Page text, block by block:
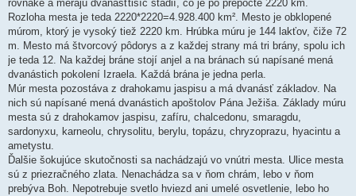
rovnaké a merajú dvanásťtisíc štádií, čo je po prepočte 2220 km.
Rozloha mesta je teda 2220*2220=4.928.400 km². Mesto je obklopené
múrom, ktorý je vysoký tiež 2220 km. Hrúbka múru je 144 lakťov, čiže 72
m. Mesto má štvorcový pôdorys a z každej strany má tri brány, spolu ich
je teda 12. Na každej bráne stojí anjel a na bránach sú napísané mená
dvanástich pokolení Izraela. Každá brána je jedna perla.
Múr mesta pozostáva z drahokamu jaspisu a má dvanásť základov. Na
nich sú napísané mená dvanástich apoštolov Pána Ježiša. Základy múru
mesta sú z drahokamov jaspisu, zafíru, chalcedonu, smaragdu,
sardonyxu, karneolu, chrysolitu, berylu, topázu, chryzoprazu, hyacintu a
ametystu.
Ďalšie šokujúce skutočnosti sa nachádzajú vo vnútri mesta. Ulice mesta
sú z priezračného zlata. Nenachádza sa v ňom chrám, lebo v ňom
prebýva Boh. Nepotrebuje svetlo hviezd ani umelé osvetlenie, lebo ho